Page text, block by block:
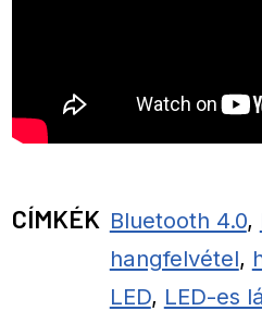
CÍMKÉK Bluetooth 4.0,
hangfelvétel,
LED, LED-es